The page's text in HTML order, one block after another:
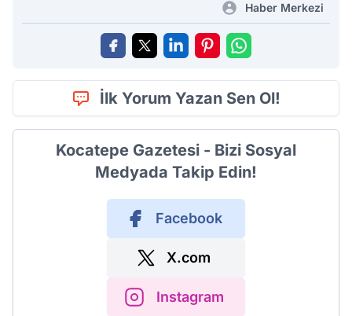
Haber Merkezi
İlk Yorum Yazan Sen Ol!
Kocatepe Gazetesi - Bizi Sosyal
Medyada Takip Edin!
Facebook
X.com
Instagram